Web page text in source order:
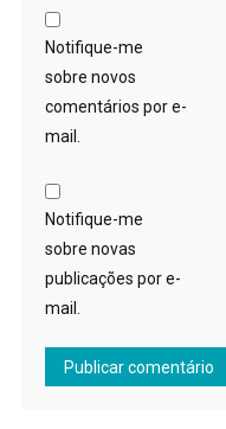
Notifique-me
sobre novos
comentários por e-
mail.
Notifique-me
sobre novas
publicações por e-
mail.